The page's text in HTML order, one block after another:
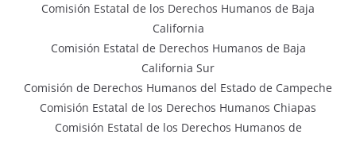
Comisión Estatal de los Derechos Humanos de Baja
California
Comisión Estatal de Derechos Humanos de Baja
California Sur
Comisión de Derechos Humanos del Estado de Campeche
Comisión Estatal de los Derechos Humanos Chiapas
Comisión Estatal de los Derechos Humanos de